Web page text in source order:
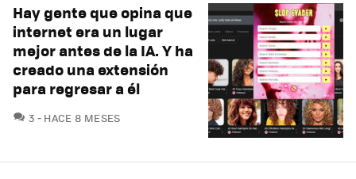
Hay gente que opina que
internet era un lugar
mejor antes de la IA. Y ha
creado una extensión
para regresar a él
3 COMENTARIOS
HACE 8 MESES